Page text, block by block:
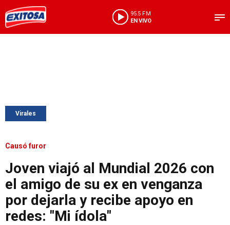
95.5 FM
EN VIVO
Virales
Causó furor
Joven viajó al Mundial 2026 con
el amigo de su ex en venganza
por dejarla y recibe apoyo en
redes: "Mi ídola"